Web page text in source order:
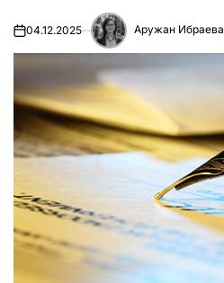
04.12.2025 Аружан Ибраева